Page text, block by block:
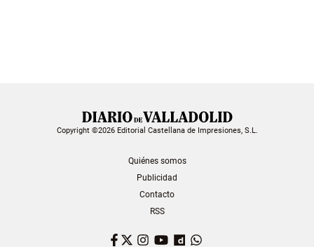
Copyright ©2026 Editorial Castellana de Impresiones, S.L.
Quiénes somos
Publicidad
Contacto
RSS
Facebook
TwitterInstagram
YouTubeDailymotion